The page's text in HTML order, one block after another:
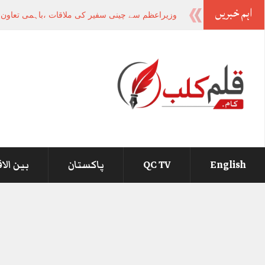
اہم خبریں صوبوں کی ت-
English
QC TV پاکستان بین